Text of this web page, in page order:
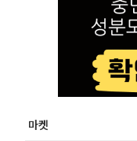
마켓